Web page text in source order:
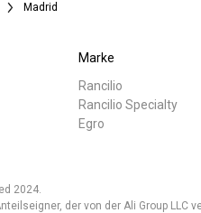
Madrid
Marke
Rancilio
Rancilio Specialty
Egro
2024.
der von der Ali Group LLC
Produkte